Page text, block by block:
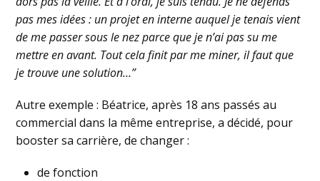
pas mes idées : un projet en interne auquel je tenais vient
de me passer sous le nez parce que je n’ai pas su me
mettre en avant. Tout cela finit par me miner, il faut que
je trouve une solution…”
Autre exemple : Béatrice, après 18 ans passés au
commercial dans la même entreprise, a décidé, pour
booster sa carrière, de changer :
de fonction